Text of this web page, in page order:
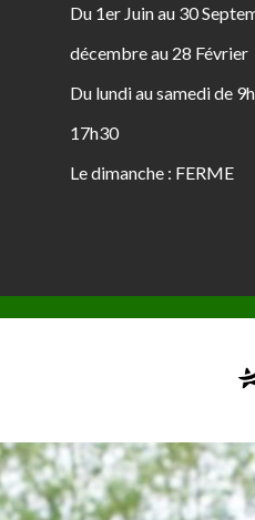
Du 1er Juin au 30
décembre au 28 Février
Du lundi au samedi de
17h30
Le dimanche : FERME